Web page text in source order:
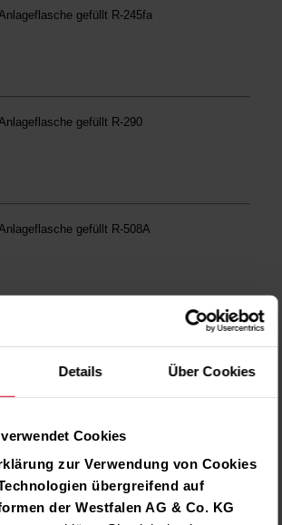
Details Über Cookies
Cookies
zur Verwendung von Cookies
übergreifend auf
der Westfalen AG & Co. KG